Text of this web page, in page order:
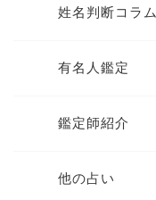
姓名判断コラム
有名人鑑定
鑑定師紹介
他の占い